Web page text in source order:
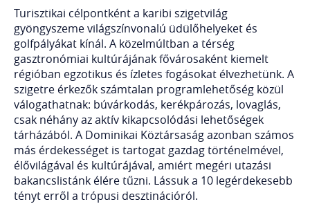
KÉPEK
Turisztikai célpontként a karibi szigetvilág
gyöngyszeme világszínvonalú üdülőhelyeket és
golfpályákat kínál. A közelmúltban a térség
gasztronómiai kultúrájának fővárosaként kiemelt
régióban egzotikus és ízletes fogásokat élvezhetünk. A
szigetre érkezők számtalan programlehetőség közül
válogathatnak: búvárkodás, kerékpározás, lovaglás,
csak néhány az aktív kikapcsolódási lehetőségek
tárházából. A Dominikai Köztársaság azonban számos
más érdekességet is tartogat gazdag történelmével,
élővilágával és kultúrájával, amiért megéri utazási
bakancslistánk élére tűzni. Lássuk a 10 legérdekesebb
tényt erről a trópusi desztinációról.